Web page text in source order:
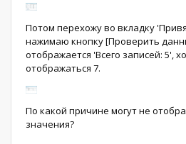
Потом перехожу во вкладку
нажимаю кнопку [Проверить
отображается 'Всего записей: 5',
отображаться 7.
По какой причине могут не
значения?